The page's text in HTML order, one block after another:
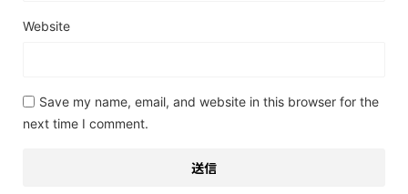
Website
Save my name, email, and website in this browser for the
next time I comment.